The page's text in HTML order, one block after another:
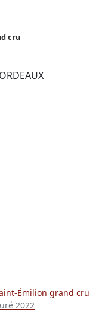
cru
Émilion grand cru
2022